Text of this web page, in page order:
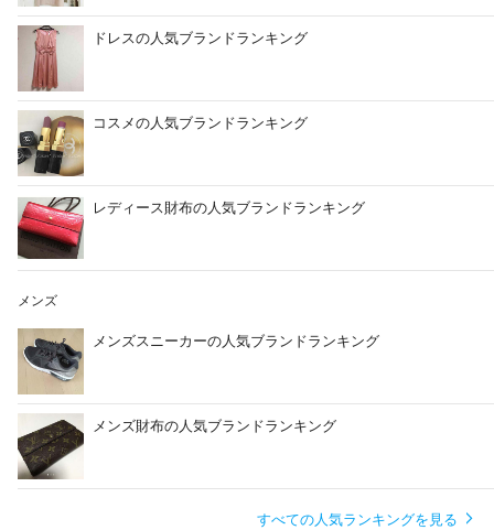
ドレスの人気ブランドランキング
コスメの人気ブランドランキング
レディース財布の人気ブランドランキング
メンズ
メンズスニーカーの人気ブランドランキング
メンズ財布の人気ブランドランキング
すべての人気ランキングを見る